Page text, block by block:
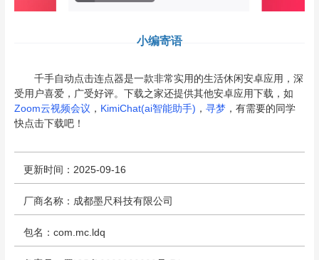
小编寄语
千手自动点击连点器是一款非常实用的生活休闲安卓应用，深
受用户喜爱，广受好评。下载之家还提供其他安卓应用下载，如
Zoom云视频会议 ， KimiChat(ai智能助手) ， 寻梦，有需要的同学
快点击下载吧！
更新时间：2025-09-16
厂商名称：成都墨尺科技有限公司
包名：com.mc.ldq